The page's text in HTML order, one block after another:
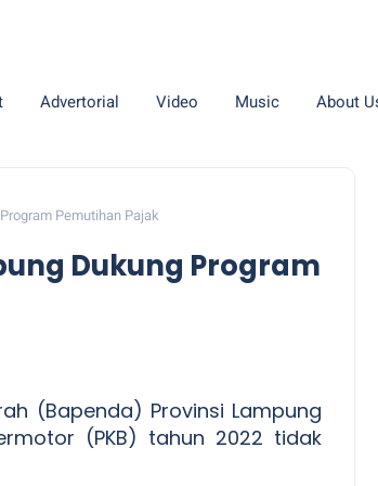
Advertorial Video Music About
Pemutihan Pajak
Dukung Program
(Bapenda) Provinsi Lampung
(PKB) tahun 2022 tidak